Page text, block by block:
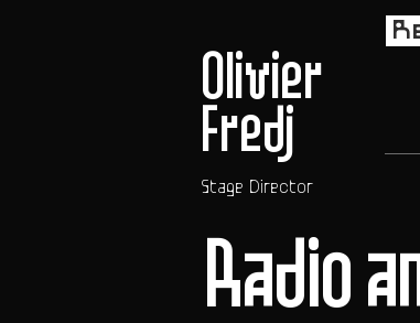
Radio
Stage Director
Olivier
Fredj